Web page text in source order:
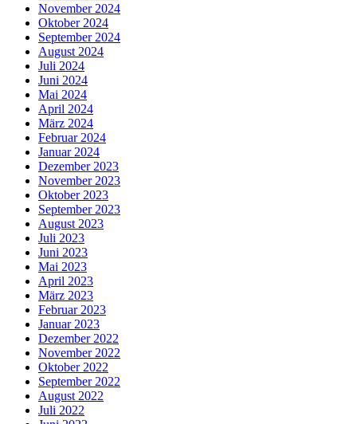
November 2024
Oktober 2024
September 2024
August 2024
Juli 2024
Juni 2024
Mai 2024
April 2024
März 2024
Februar 2024
Januar 2024
Dezember 2023
November 2023
Oktober 2023
September 2023
August 2023
Juli 2023
Juni 2023
Mai 2023
April 2023
März 2023
Februar 2023
Januar 2023
Dezember 2022
November 2022
Oktober 2022
September 2022
August 2022
Juli 2022